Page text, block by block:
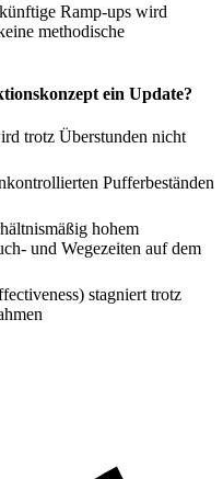
Ramp-ups wird
methodische
ein Update?
trotz Überstunden nicht
Pufferbeständen
hohem
und Wegezeiten auf dem
stagniert trotz